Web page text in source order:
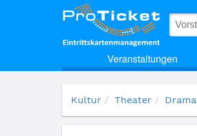
Veranstaltungen
(15685) Aus dem Nichts
Kultur Theater Drama